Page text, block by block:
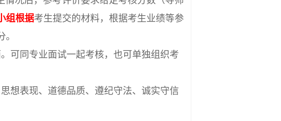
组根据考生提交的材料，根据考生业绩等参
可同专业面试一起考核，也可单独组织考
想表现、道德品质、遵纪守法、诚实守信